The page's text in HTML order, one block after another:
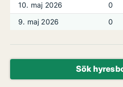
10. maj 2026
0
9. maj 2026
0
Sök